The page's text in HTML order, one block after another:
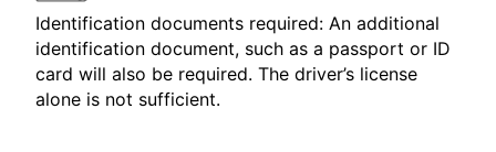
Identification documents required: An additional
identification document, such as a passport or ID
card will also be required. The driver’s license
alone is not sufficient.